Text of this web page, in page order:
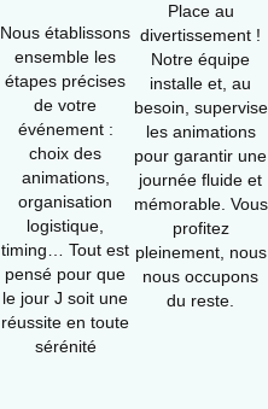
Nous établissons
ensemble les
étapes précises
de votre
événement :
choix des
animations,
organisation
logistique,
timing… Tout est
pensé pour que
le jour J soit une
réussite en toute
sérénité
Place au
divertissement !
Notre équipe
installe et, au
besoin, supervise
les animations
pour garantir une
journée fluide et
mémorable. Vous
profitez
pleinement, nous
nous occupons
du reste.